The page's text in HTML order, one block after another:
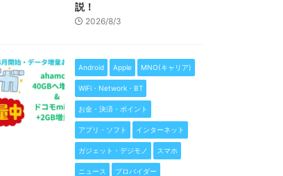
説！
2026/8/3
Android Apple MNO(キャリア)
WiFi・Network・BT
お金・決済・ポイント
アプリ・ソフト インターネット
ガジェット・デジモノ スマホ
ニュース プロバイダー